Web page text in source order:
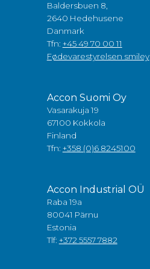
Baldersbuen 8,
2640 Hedehusene
Danmark
Tfn: +45 49 70 00 11
Fødevarestyrelsen smiley
Accon Suomi Oy
Vasarakuja 19
67100 Kokkola
Finland
Tfn: +358 (0)6 8245100
Accon Industrial OÜ
Raba 19a
80041 Pärnu
Estonia
Tlf: +372 5557 7882